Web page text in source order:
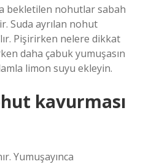
bekletilen nohutlar sabah
Suda ayrılan nohut
Pişirirken nelere dikkat
daha çabuk yumuşasın
limon suyu ekleyin.
kavurması
Yumuşayınca